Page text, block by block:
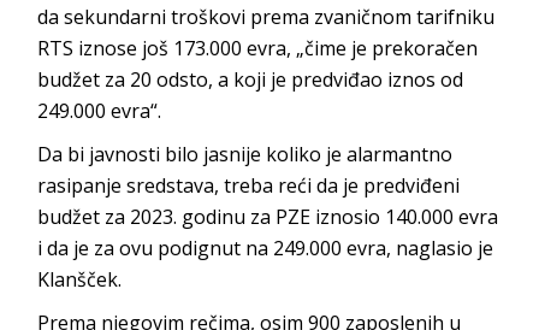
da sekundarni troškovi prema zvaničnom tarifniku
RTS iznose još 173.000 evra, „čime je prekoračen
budžet za 20 odsto, a koji je predviđao iznos od
249.000 evra“.
Da bi javnosti bilo jasnije koliko je alarmantno
rasipanje sredstava, treba reći da je predviđeni
budžet za 2023. godinu za PZE iznosio 140.000 evra
i da je za ovu podignut na 249.000 evra, naglasio je
Klanšček.
Prema njegovim rečima, osim 900 zaposlenih u